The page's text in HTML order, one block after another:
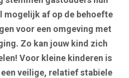
mogelijk af op de behoefte
voor een omgeving met
Zo kan jouw kind zich
Voor kleine kinderen is
veilige, relatief stabiele